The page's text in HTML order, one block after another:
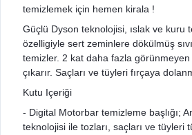
temizlemek için hemen kirala !
Güçlü Dyson teknolojisi, ıslak ve kuru
özelligiyle sert zeminlere dökülmüş
temizler. 2 kat daha fazla görünmeyen
çıkarır. Saçları ve tüyleri fırçaya
Kutu Içeriği
- Digital Motorbar temizleme başlığı;
teknolojisi ile tozları, saçları ve tüyleri